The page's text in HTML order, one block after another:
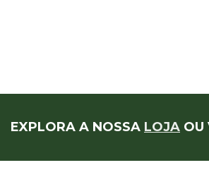
EXPLORA A NOSSA LOJA OU